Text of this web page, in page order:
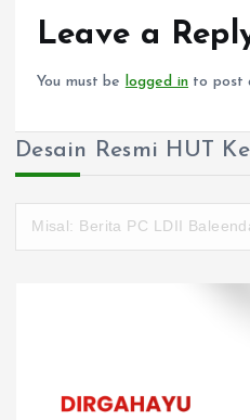
Leave a
You must be logged in to post
Desain Resmi HUT